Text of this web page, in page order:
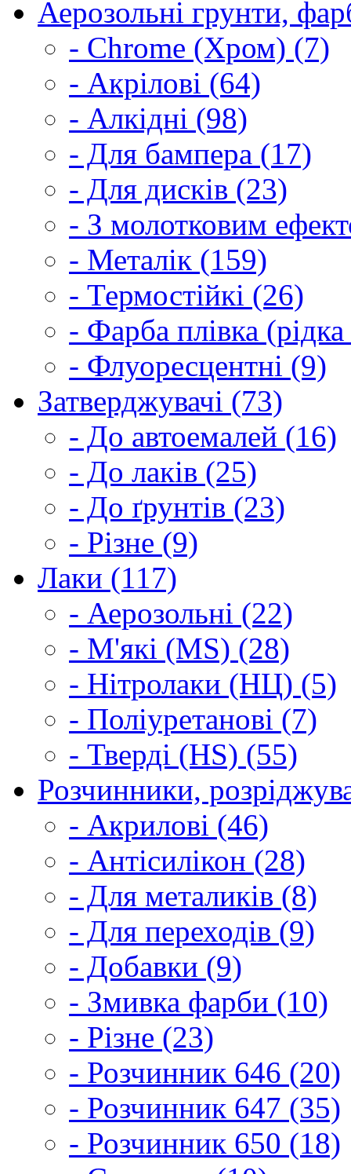
Аерозольні грунти,
- Chrome (Хром) (7)
- Акрілові (64)
- Алкідні (98)
- Для бампера (17)
- Для дисків (23)
- З молотковим
- Металік (159)
- Термостійкі (26)
- Фарба плівка
- Флуоресцентні (9)
Затверджувачі (73)
- До автоемалей (16)
- До лаків (25)
- До ґрунтів (23)
- Різне (9)
Лаки (117)
- Аерозольні (22)
- М'які (MS) (28)
- Нітролаки (НЦ) (5)
- Поліуретанові (7)
- Тверді (HS) (55)
Розчинники,
- Акрилові (46)
- Антісилікон (28)
- Для металиків (8)
- Для переходів (9)
- Добавки (9)
- Змивка фарби (10)
- Різне (23)
- Розчинник 646 (20)
- Розчинник 647 (35)
- Розчинник 650 (18)